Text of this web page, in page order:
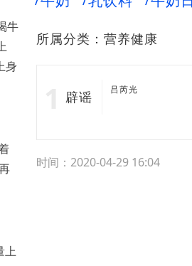
牛
身
上
所属分类： 营养健康
辟谣 吕芮光
时间：2020-04-29 16:04